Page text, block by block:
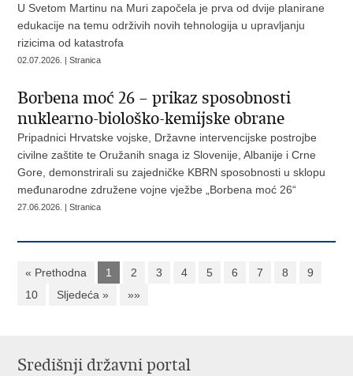
U Svetom Martinu na Muri započela je prva od dvije planirane
edukacije na temu održivih novih tehnologija u upravljanju
rizicima od katastrofa
02.07.2026. | Stranica
Borbena moć 26 – prikaz sposobnosti
nuklearno-biološko-kemijske obrane
Pripadnici Hrvatske vojske, Državne intervencijske postrojbe
civilne zaštite te Oružanih snaga iz Slovenije, Albanije i Crne
Gore, demonstrirali su zajedničke KBRN sposobnosti u sklopu
međunarodne združene vojne vježbe „Borbena moć 26“
27.06.2026. | Stranica
« Prethodna 1 2 3 4 5 6 7 8
9
10
Sljedeća » »»
Središnji državni portal